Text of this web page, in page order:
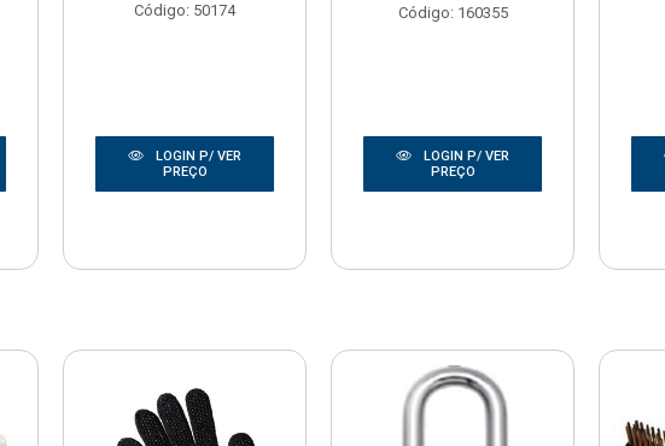
Código: 50174
LOGIN P/ VER
PREÇO
Código: 160355
LOGIN P/ VER
PREÇO